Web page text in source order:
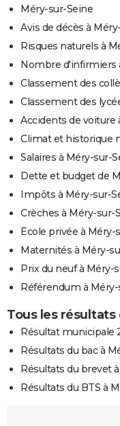
Méry-sur-Seine
Avis de décès à
Risques naturels à
Nombre d'infirmiers
Classement des
Classement des
Accidents de voiture
Climat et historique
Salaires à Méry-sur-
Dette et budget de
Impôts à Méry-sur-
Crèches à Méry-sur-
Ecole privée à Méry-
Maternités à Méry-
Prix du neuf à Méry-
Référendum à
Tous les
Résultat municipale
Résultats du bac à
Résultats du brevet
Résultats du BTS à